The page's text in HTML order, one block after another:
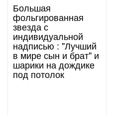
Большая
фольгированная
звезда с
индивидуальной
надписью : "Лучший
в мире сын и брат" и
шарики на дождике
под потолок